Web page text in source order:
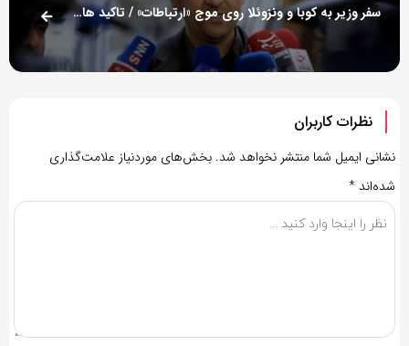
سفر وزیر به کوبا و ونزوئلا روی موج «ارتباطات» / تاکید هاشمی بر اهمیت «دیپلماسی فناوری»
نظرات کاربران
نشانی ایمیل شما منتشر نخواهد شد. بخش‌های موردنیاز علامت‌گذاری
شده‌اند *